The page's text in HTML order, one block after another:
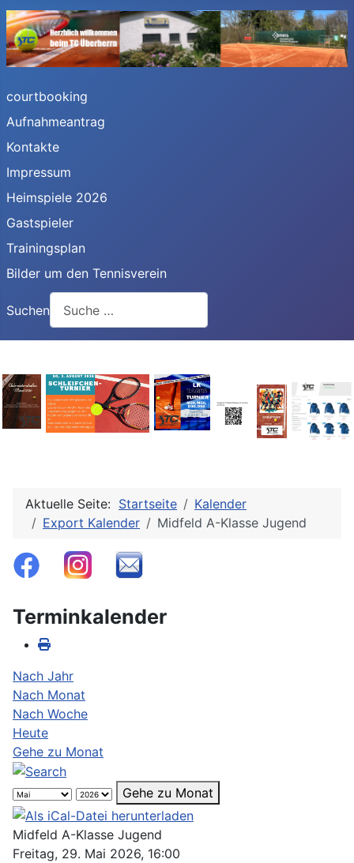
courtbooking
Aufnahmeantrag
Kontakte
Impressum
Heimspiele 2026
Gastspieler
Trainingsplan
Bilder um den Tennisverein
Suchen
Aktuelle Seite: Startseite
Kalender
Export Kalender
Midfeld A-Klasse Jugend
Terminkalender
Nach Jahr
Nach Monat
Nach Woche
Heute
Gehe zu Monat
Gehe zu Monat
Midfeld A-Klasse Jugend
Freitag, 29. Mai 2026, 16:00